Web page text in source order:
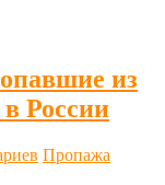
из
России
Пропажа